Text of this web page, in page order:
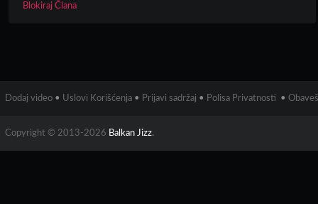
Blokiraj Člana
Dodaj video • Uslovi Korišćenja • Prijavi sadržaj • Polisa Privatnosti •
Copyright © 2013-2026 Balkan Jizz.